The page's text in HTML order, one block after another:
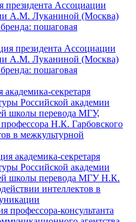
президента Ассоциации
А.М. Луканиной (Москва)
пошаговая
академика-секретаря
Российской академии
школы перевода МГУ Н.К.
интеллектов в